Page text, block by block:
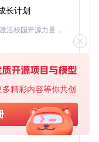
精彩内容等你共创
装了高速引擎）
长计划
「源启盛夏」暑期校园开发者成长计划旨在激活校园开源力量，通过积分激励、认证扶持、资源倾斜等形式，引导高校组织和开发者完成「入驻 — 建项目 — 做贡献 — 获认证 — 得资源」的完整闭环。无论你是想带领社团入驻平台的组织者，还是希望用代码贡献证明自己的开发者，都能在这里找到属于你的成长路径。
基于Python的Xiaozhi AI，适用于想要完整Xiaozhi体验而无需拥有专用硬件的用户。